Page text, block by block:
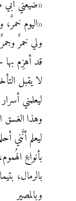
«ضيّعني
«اليوم خمرٌ،
ولي خمرٌ
قد أهزِم
لا يقبل
ليعلمني
وهذا الغسق
ليعلم أنَّني
بأنواعِ
بالرمال،
وبالمصير